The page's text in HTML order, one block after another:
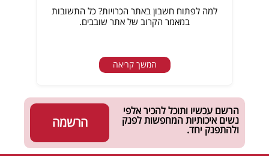
למה לפתוח חשבון באתר הכרויות? כל התשובות
במאמר הקרוב של אתר שובבים.
המשך קריאה
הרשמה
הרשם עכשיו ותוכל להכיר אלפי
נשים איכותיות המחפשות לפנק
ולהתפנק יחד.